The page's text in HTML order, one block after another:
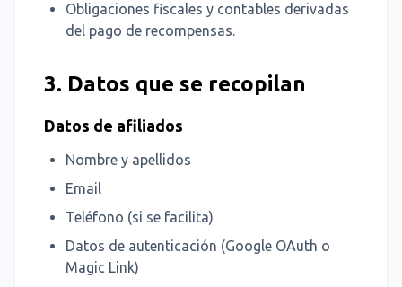
Obligaciones fiscales y contables derivadas
del pago de recompensas.
3. Datos que se recopilan
Datos de afiliados
Nombre y apellidos
Email
Teléfono (si se facilita)
Datos de autenticación (Google OAuth o
Magic Link)